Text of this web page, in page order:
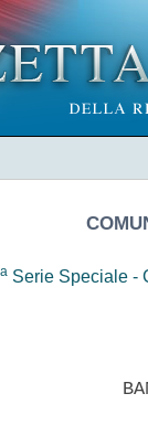
a Serie Speciale -